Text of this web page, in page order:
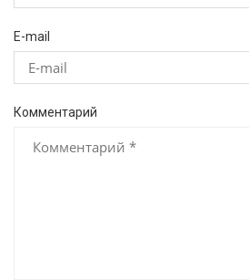
E-mail
Комментарий